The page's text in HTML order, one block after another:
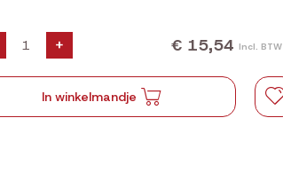
+ € 15,54 Incl. BTW
In winkelmandje